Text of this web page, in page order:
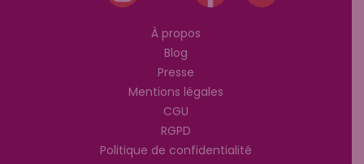
À propos
Blog
Presse
Mentions légales
CGU
RGPD
Politique de confidentialité